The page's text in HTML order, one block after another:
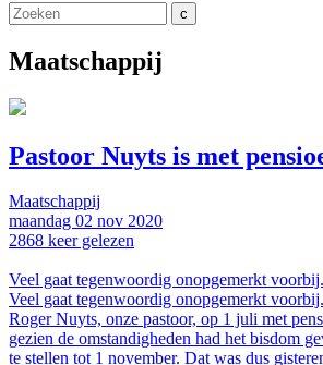
Zoeken
Maatschappij
Pastoor Nuyts is met
Maatschappij
maandag 02 nov 2020
2868 keer gelezen
Veel gaat tegenwoordig onopgemerkt voorbij.
Veel gaat tegenwoordig onopgemerkt
Roger Nuyts, onze pastoor, op 1 juli met
gezien de omstandigheden had het bisdom
te stellen tot 1 november. Dat was dus